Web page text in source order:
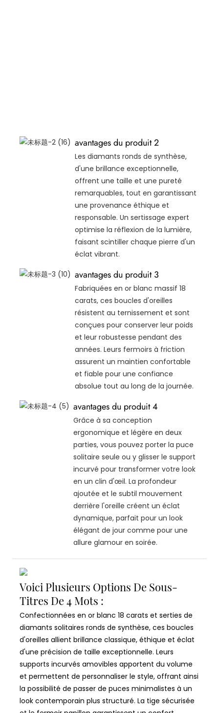
avantages du produit 2
Les diamants ronds de synthèse,
d'une brillance exceptionnelle,
offrent une taille et une pureté
remarquables, tout en garantissant
une provenance éthique et
responsable. Un sertissage expert
optimise la réflexion de la lumière,
faisant scintiller chaque pierre d'un
éclat vibrant.
avantages du produit 3
Fabriquées en or blanc massif 18
carats, ces boucles d'oreilles
résistent au ternissement et sont
conçues pour conserver leur poids
et leur robustesse pendant des
années. Leurs fermoirs à friction
assurent un maintien confortable
et fiable pour une confiance
absolue tout au long de la journée.
avantages du produit 4
Grâce à sa conception
ergonomique et légère en deux
parties, vous pouvez porter la puce
solitaire seule ou y glisser le support
incurvé pour transformer votre look
en un clin d'œil. La profondeur
ajoutée et le subtil mouvement
derrière l'oreille créent un éclat
dynamique, parfait pour un look
élégant de jour comme pour une
allure glamour en soirée.
Voici Plusieurs Options De Sous-
Titres De 4 Mots :
Confectionnées en or blanc 18 carats et serties de
diamants solitaires ronds de synthèse, ces boucles
d'oreilles allient brillance classique, éthique et éclat
d'une précision de taille exceptionnelle. Leurs
supports incurvés amovibles apportent du volume
et permettent de personnaliser le style, offrant ainsi
la possibilité de passer de puces minimalistes à un
look contemporain plus structuré. La tige sécurisée